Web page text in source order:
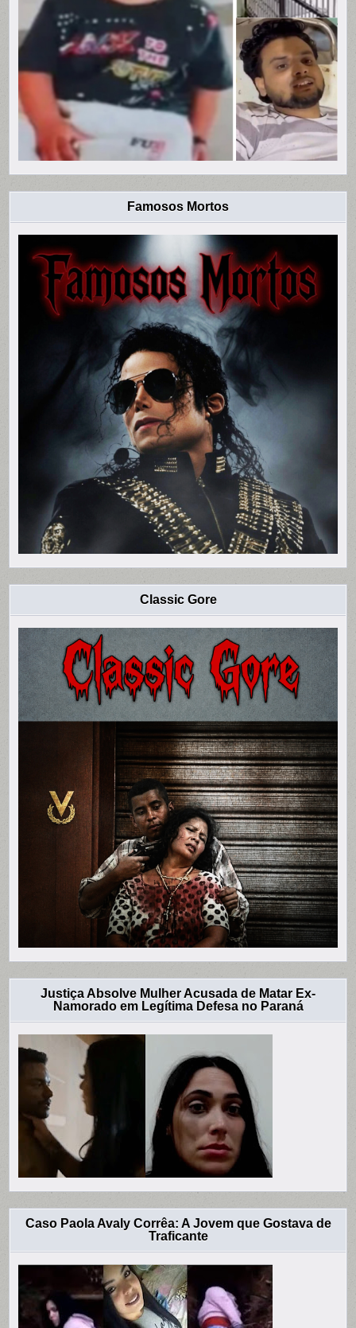
Famosos Mortos
Classic Gore
Justiça Absolve Mulher Acusada de Matar Ex-
Namorado em Legítima Defesa no Paraná
Caso Paola Avaly Corrêa: A Jovem que Gostava de
Traficante